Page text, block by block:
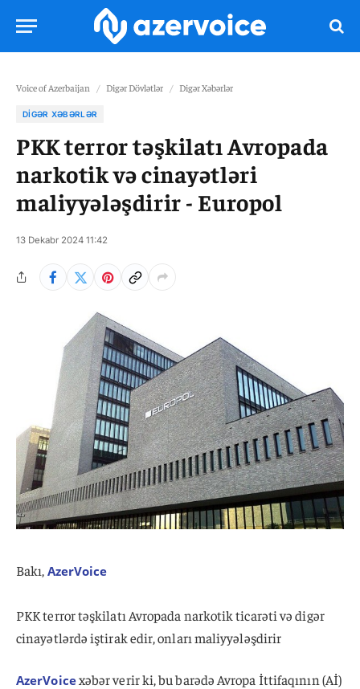
Voice of Azerbaijan / Digər Dövlətlər / Digər Xəbərlər
DIGƏR XƏBƏRLƏR
PKK terror təşkilatı Avropada
narkotik və cinayətləri
maliyyələşdirir - Europol
13 Dekabr 2024 11:42
Bakı, AzerVoice
PKK terror təşkilatı Avropada narkotik ticarəti və digər
cinayətlərdə iştirak edir, onları maliyyələşdirir
AzerVoicexəbər verir ki, bu barədə Avropa İttifaqının (Aİ)